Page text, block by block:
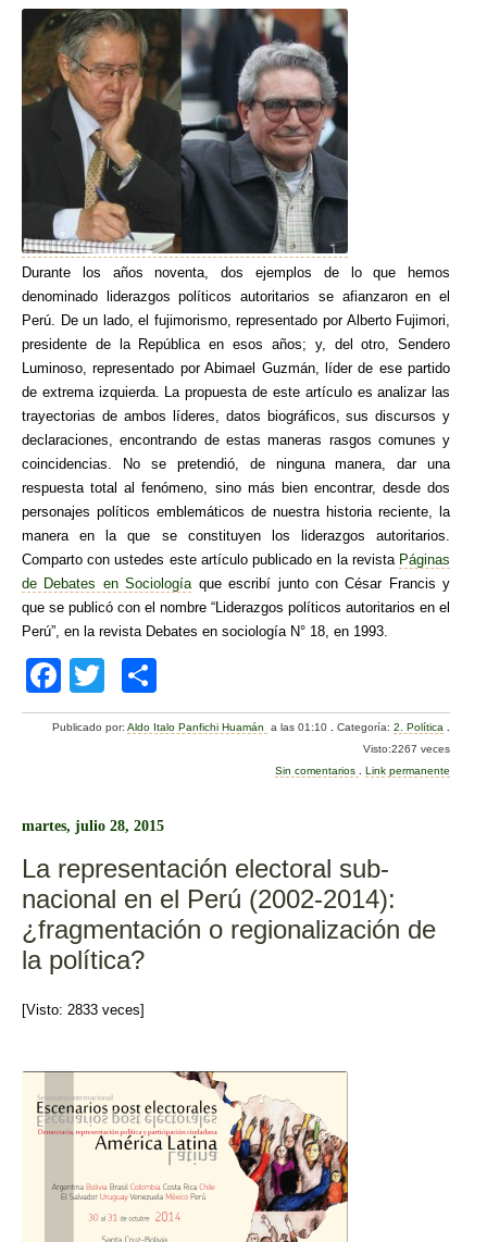
Durante los años noventa, dos ejemplos de lo que hemos
denominado liderazgos políticos autoritarios se afianzaron en el
Perú. De un lado, el fujimorismo, representado por Alberto Fujimori,
presidente de la República en esos años; y, del otro, Sendero
Luminoso, representado por Abimael Guzmán, líder de ese partido
de extrema izquierda. La propuesta de este artículo es analizar las
trayectorias de ambos líderes, datos biográficos, sus discursos y
declaraciones, encontrando de estas maneras rasgos comunes y
coincidencias. No se pretendió, de ninguna manera, dar una
respuesta total al fenómeno, sino más bien encontrar, desde dos
personajes políticos emblemáticos de nuestra historia reciente, la
manera en la que se constituyen los liderazgos autoritarios.
Comparto con ustedes este artículo publicado en la revista Páginas
de Debates en Sociología que escribí junto con César Francis y
que se publicó con el nombre “Liderazgos políticos autoritarios en el
Perú”, en la revista Debates en sociología N° 18, en 1993.
F
a
b
o
k
wi
tt
o
m
ar
Publicado por:Aldo Italo Panfichi Huamán a las 01:10 .Categoría:2. Política
Visto:2267 veces
Sin comentarios
Link permanente
martes, julio 28, 2015
La representación electoral sub-
nacional en el Perú (2002-2014):
¿fragmentación o regionalización de
la política?
[Visto: 2833 veces]